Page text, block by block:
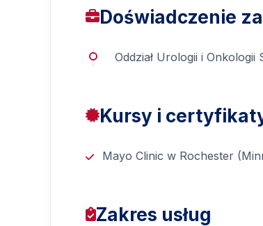
Doświadczenie
Oddział Urologii i
Kursy i
Mayo Clinic w Rochester
Zakres usług